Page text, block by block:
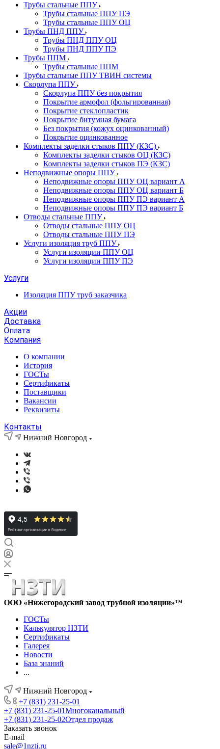
Трубы стальные ППУ
Трубы стальные ППУ ПЭ
Трубы стальные ППУ ОЦ
Трубы ПНД ППУ
Трубы ПНД ППУ ОЦ
Трубы ПНД ППУ ПЭ
Трубы ППМ
Трубы стальные ППМ
Трубы стальные ППУ ТВИН системы
Скорлупа ППУ
Скорлупа ППУ без покрытия
Покрытие армофол (фольгированная)
Покрытие стеклопластик
Покрытие битумная бумага
Без покрытия (кожух оцинкованный)
Покрытие оцинкованное
Комплекты заделки стыков ППУ (КЗС)
Комплекты заделки стыков ОЦ (КЗС)
Комплекты заделки стыков ПЭ (КЗС)
Неподвижные опоры ППУ
Неподвижные опоры ППУ ОЦ вариант А
Неподвижные опоры ППУ ОЦ вариант Б
Неподвижные опоры ППУ ПЭ вариант А
Неподвижные опоры ППУ ПЭ вариант Б
Отводы стальные ППУ
Отводы стальные ППУ ОЦ
Отводы стальные ППУ ПЭ
Услуги изоляция труб ППУ
Услуги изоляции ППУ ОЦ
Услуги изоляции ППУ ПЭ
Услуги
Изоляция ППУ труб заказчика
Акции
Доставка
Оплата
Компания
О компании
История
ГОСТы
Сертификаты
Поставщики
Вакансии
Реквизиты
Контакты
Нижний Новгород
ООО «Нижегородский завод трубной изоляции»™
ГОСТы
Калькулятор НЗТИ
Сертификаты
Галерея
Новости
База знаний
...
Нижний Новгород
+7 (831) 231-25-01
+7 (831) 231-25-01Многоканальный
+7 (831) 231-25-02Отдел продаж
Заказать звонок
E-mail
sale@1nzti.ru